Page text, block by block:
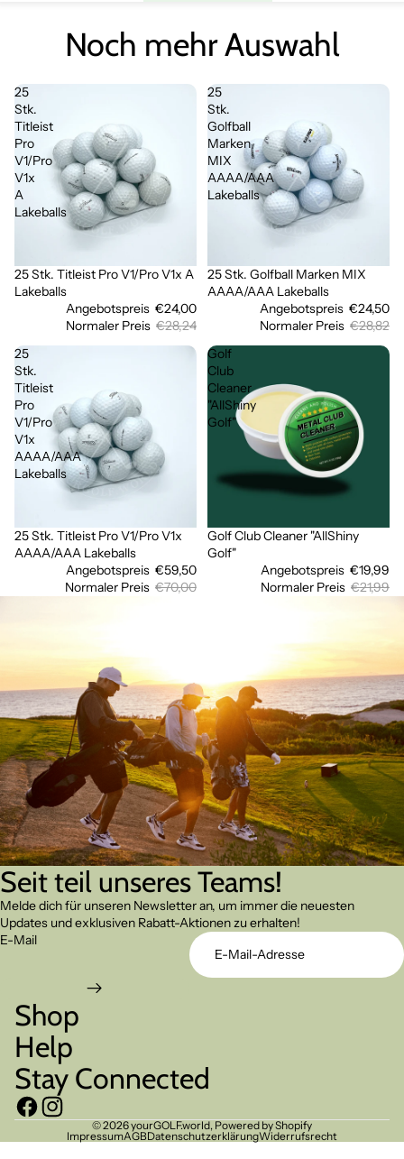
Noch mehr Auswahl
25
Stk.
Titleist
Pro
V1/Pro
V1x
A
Lakeballs
Sale
25 Stk. Titleist Pro V1/Pro V1x A
Lakeballs
Angebotspreis €24,00
Normaler Preis €28,24
25
Stk.
Golfball
Marken
MIX
AAAA/AAA
Lakeballs
Sale
25 Stk. Golfball Marken MIX
AAAA/AAA Lakeballs
Angebotspreis €24,50
Normaler Preis €28,82
25
Stk.
Titleist
Pro
V1/Pro
V1x
AAAA/AAA
Lakeballs
Ausverkauft
25 Stk. Titleist Pro V1/Pro V1x
AAAA/AAA Lakeballs
Angebotspreis €59,50
Normaler Preis €70,00
Golf
Club
Cleaner
"AllShiny
Golf"
Sale
Golf Club Cleaner "AllShiny
Golf"
Angebotspreis €19,99
Normaler Preis €21,99
Seit teil unseres Teams!
Melde dich für unseren Newsletter an, um immer die neuesten
Updates und exklusiven Rabatt-Aktionen zu erhalten!
E-Mail
Shop
Help
Stay Connected
© 2026yourGOLF.world, Powered by Shopify
ImpressumAGBDatenschutzerklärungWiderrufsrecht